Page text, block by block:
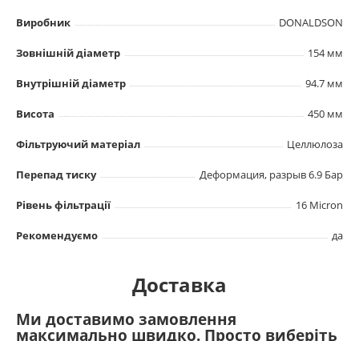
Виробник DONALDSON
Зовнішній діаметр 154 мм
Внутрішній діаметр 94.7 мм
Висота 450 мм
Фільтруючий матеріал Целлюлоза
Перепад тиску Деформация, разрыв 6.9 Бар
Рівень фільтрації 16 Micron
Рекомендуємо да
Доставка
Ми доставимо замовлення
максимально швидко. Просто виберіть